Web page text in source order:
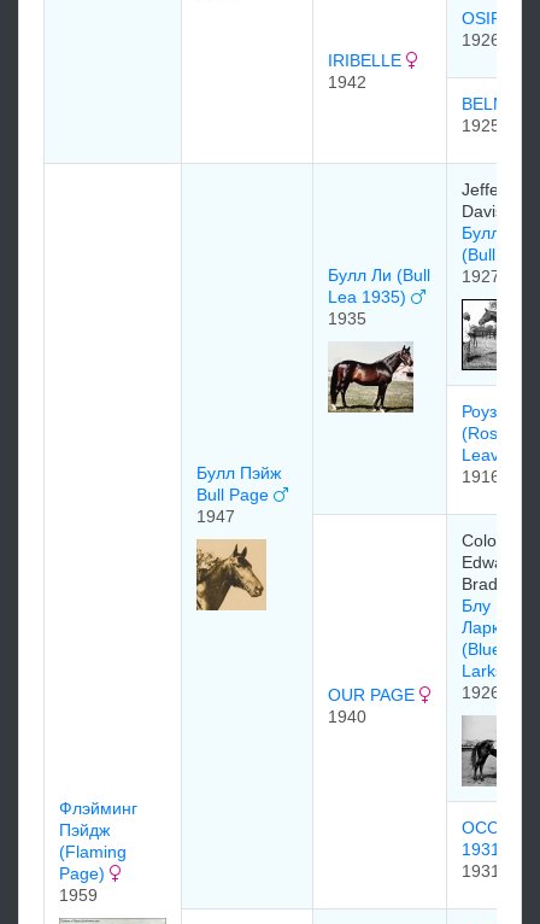
IRIBELLE
1942
OSIRIS
1926
1925
Флэйминг
Пэйдж
(Flaming
Page)
1959
Булл Пэйж
Bull Page
1947
Булл Ли (Bull
Lea 1935)
1935
Jefferson
Davis
Булл Дог
(Bull
1927
Роуз Ливс
(Rose
Leaves)
1916
OUR PAGE
1940
Colonel
Edward R.
Bradley
Блу
Ларкспур
(Blue
Larkspur)
1926
OCCULT
1931
1931